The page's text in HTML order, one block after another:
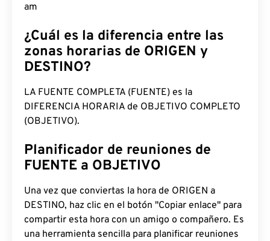
am
¿Cuál es la diferencia entre las
zonas horarias de ORIGEN y
DESTINO?
LA FUENTE COMPLETA (FUENTE) es la
DIFERENCIA HORARIA de OBJETIVO COMPLETO
(OBJETIVO).
Planificador de reuniones de
FUENTE a OBJETIVO
Una vez que conviertas la hora de ORIGEN a
DESTINO, haz clic en el botón "Copiar enlace" para
compartir esta hora con un amigo o compañero. Es
una herramienta sencilla para planificar reuniones